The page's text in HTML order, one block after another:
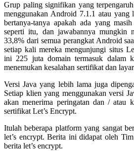
Grup paling signifikan yang
menggunakan Android 7.1.1 atau
bertanya-tanya apakah ada yang
seperti itu, dan jawabannya mungkin
33,8% dari semua perangkat Android
setiap kali mereka mengunjungi situs
ini 225 juta domain termasuk dalam
menemukan kesalahan sertifikat dan
Versi Java yang lebih lama juga
Setiap klien yang menggunakan versi
akan menerima peringatan dan / atau
sertifikat Let’s Encrypt.
Itulah beberapa platform yang sangat
let’s encrypt. Berita ini didapat oleh
berita let’s encrypt.